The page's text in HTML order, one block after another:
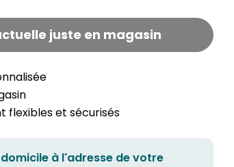
parfum d'ambiance SWEET
quantité du parfum d'ambiance
juste en magasin
flexibles et sécurisés
à l'adresse de votre